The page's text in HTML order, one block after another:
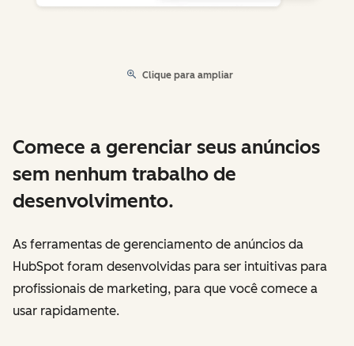
Clique para ampliar
Comece a gerenciar seus anúncios
sem nenhum trabalho de
desenvolvimento.
As ferramentas de gerenciamento de anúncios da
HubSpot foram desenvolvidas para ser intuitivas para
profissionais de marketing, para que você comece a
usar rapidamente.